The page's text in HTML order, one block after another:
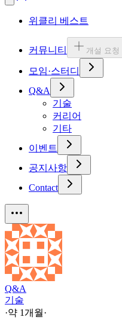
위클리 베스트
커뮤니티 개설 요청
모임·스터디
Q&A
기술
커리어
기타
이벤트
공지사항
Contact
Q&A
기술
·약 1개월·